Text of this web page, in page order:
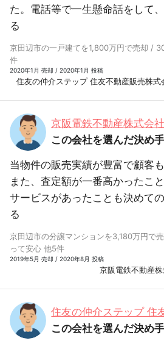
た。電話等で一生懸命話をして
る
京田辺市の一戸建てを1,800万円で売却 /
件
2020年1月 売却 / 2020年1月 投稿
住友の仲介ステップ 住友不動産販売株
京阪電鉄不動産株式会社
この会社を選んだ決め手
当物件の販売実績が豊富で顧客
また、査定額が一番高かったこ
サービスがあったことも決めて
る
京田辺市の分譲マンションを3,180万円で
って安心 他5件
2019年5月 売却 / 2020年8月 投稿
京阪電鉄不動産
住友の仲介ステップ 住
この会社を選んだ決め手